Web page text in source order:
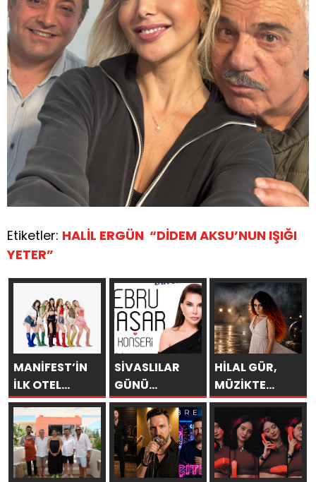
Etiketler: HALİL ERGÜN “DİDEM AKSU’NUN IŞIĞI
YETER”
MANİFEST’İN
İLK OTEL
KONSERİ 7
AĞUSTOS’TA
ANTALYA’DA
SİVASLILAR
GÜNÜ
KUTLAMALARINDA
EBRU YAŞAR
RÜZGARI
ESECEK!
HİLAL GÜR,
MÜZİKTE
YARAYI